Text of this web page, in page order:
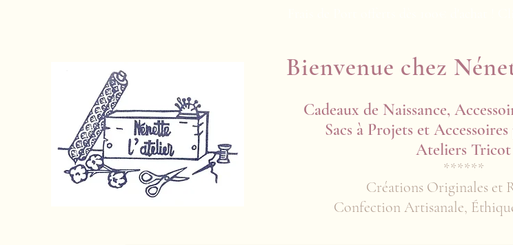
Bienvenue chez
Cadeaux de Naissance,
Sacs à Projets et
Ateliers Tricot​​
******
Créations Originales et
Confection Artisanale,